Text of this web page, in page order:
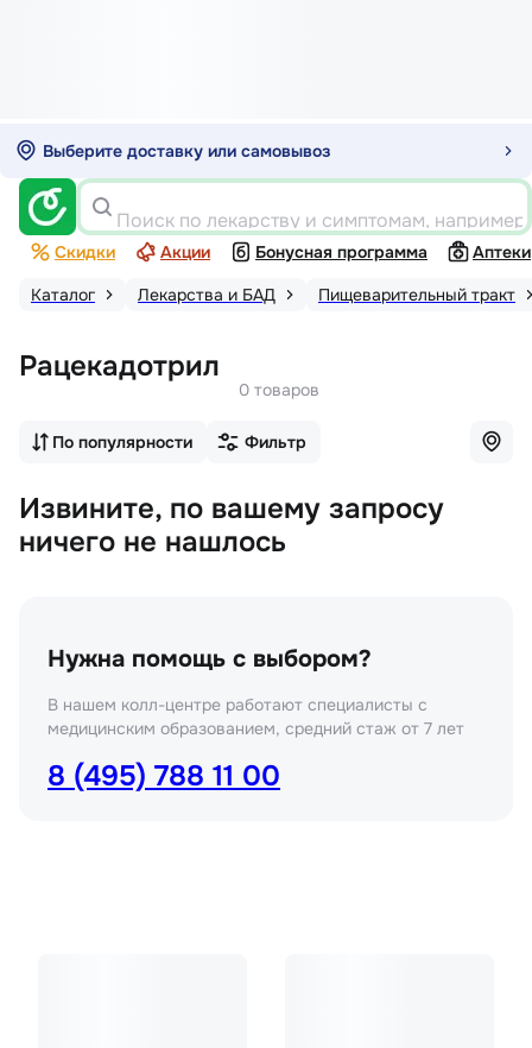
Выберите доставку или самовывоз
Поиск по лекарству и симптомам,
Скидки Акции Бонусная программа
Аптеки
Каталог
Лекарства и БАД Пищеварительный тракт
Рацекадотрил
0 товаров
По популярности Фильтр
Извините, по вашему запросу
ничего не нашлось
Нужна помощь с выбором?
В нашем колл-центре работают специалисты с
медицинским образованием, средний стаж от 7 лет
8 (495) 788 11 00